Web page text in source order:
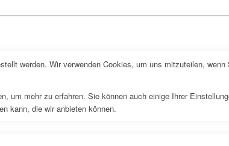
werden. Wir verwenden Cookies, um uns mitzuteilen,
um mehr zu erfahren. Sie können auch einige Ihrer
kann, die wir anbieten können.